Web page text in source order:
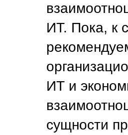
ИТ. Пока, к
ИТ и
сущности